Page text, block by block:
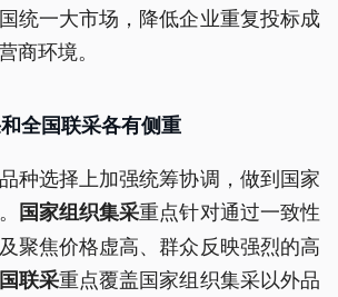
统一大市场，降低企业重复投标成
商环境。
全国联采各有侧重
种选择上加强统筹协调，做到国家
国家组织集采重点针对通过一致性
聚焦价格虚高、群众反映强烈的高
联采重点覆盖国家组织集采以外品